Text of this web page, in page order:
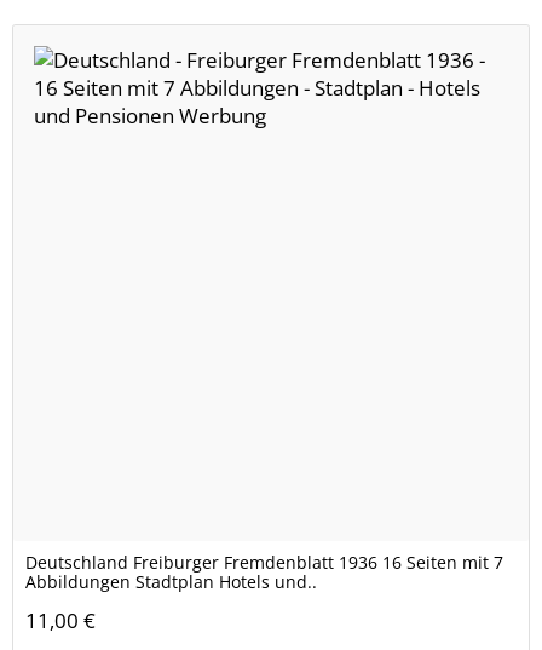
Deutschland Freiburger Fremdenblatt 1936 16 Seiten mit 7
Abbildungen Stadtplan Hotels und..
11,00 €